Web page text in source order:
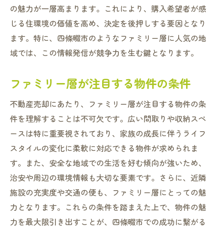
の魅力が一層高まります。これにより、購入希望者が感
じる住環境の価値を高め、決定を後押しする要因となり
ます。特に、四條畷市のようなファミリー層に人気の地
域では、この情報発信が競争力を生む鍵となります。
ファミリー層が注目する物件の条件
不動産売却にあたり、ファミリー層が注目する物件の条
件を理解することは不可欠です。広い間取りや収納スペ
ースは特に重要視されており、家族の成長に伴うライフ
スタイルの変化に柔軟に対応できる物件が求められま
す。また、安全な地域での生活を好む傾向が強いため、
治安や周辺の環境情報も大切な要素です。さらに、近隣
施設の充実度や交通の便も、ファミリー層にとっての魅
力となります。これらの条件を踏まえた上で、物件の魅
力を最大限引き出すことが、四條畷市での成功に繋がる